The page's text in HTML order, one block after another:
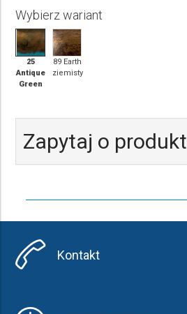
Wybierz wariant
25
Antique
Green
89 Earth
ziemisty
Zapytaj o produkt
Kontakt